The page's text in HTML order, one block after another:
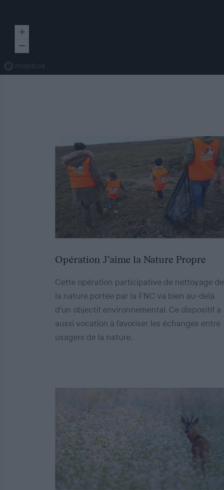
Opération J'aime la Nature Propre
Cette opération participative de nettoyage de
la nature portée par la FNC va bien au-delà
d'un objectif environnemental. Ce dispositif a
aussi vocation à favoriser les échanges entre
usagers de la nature.